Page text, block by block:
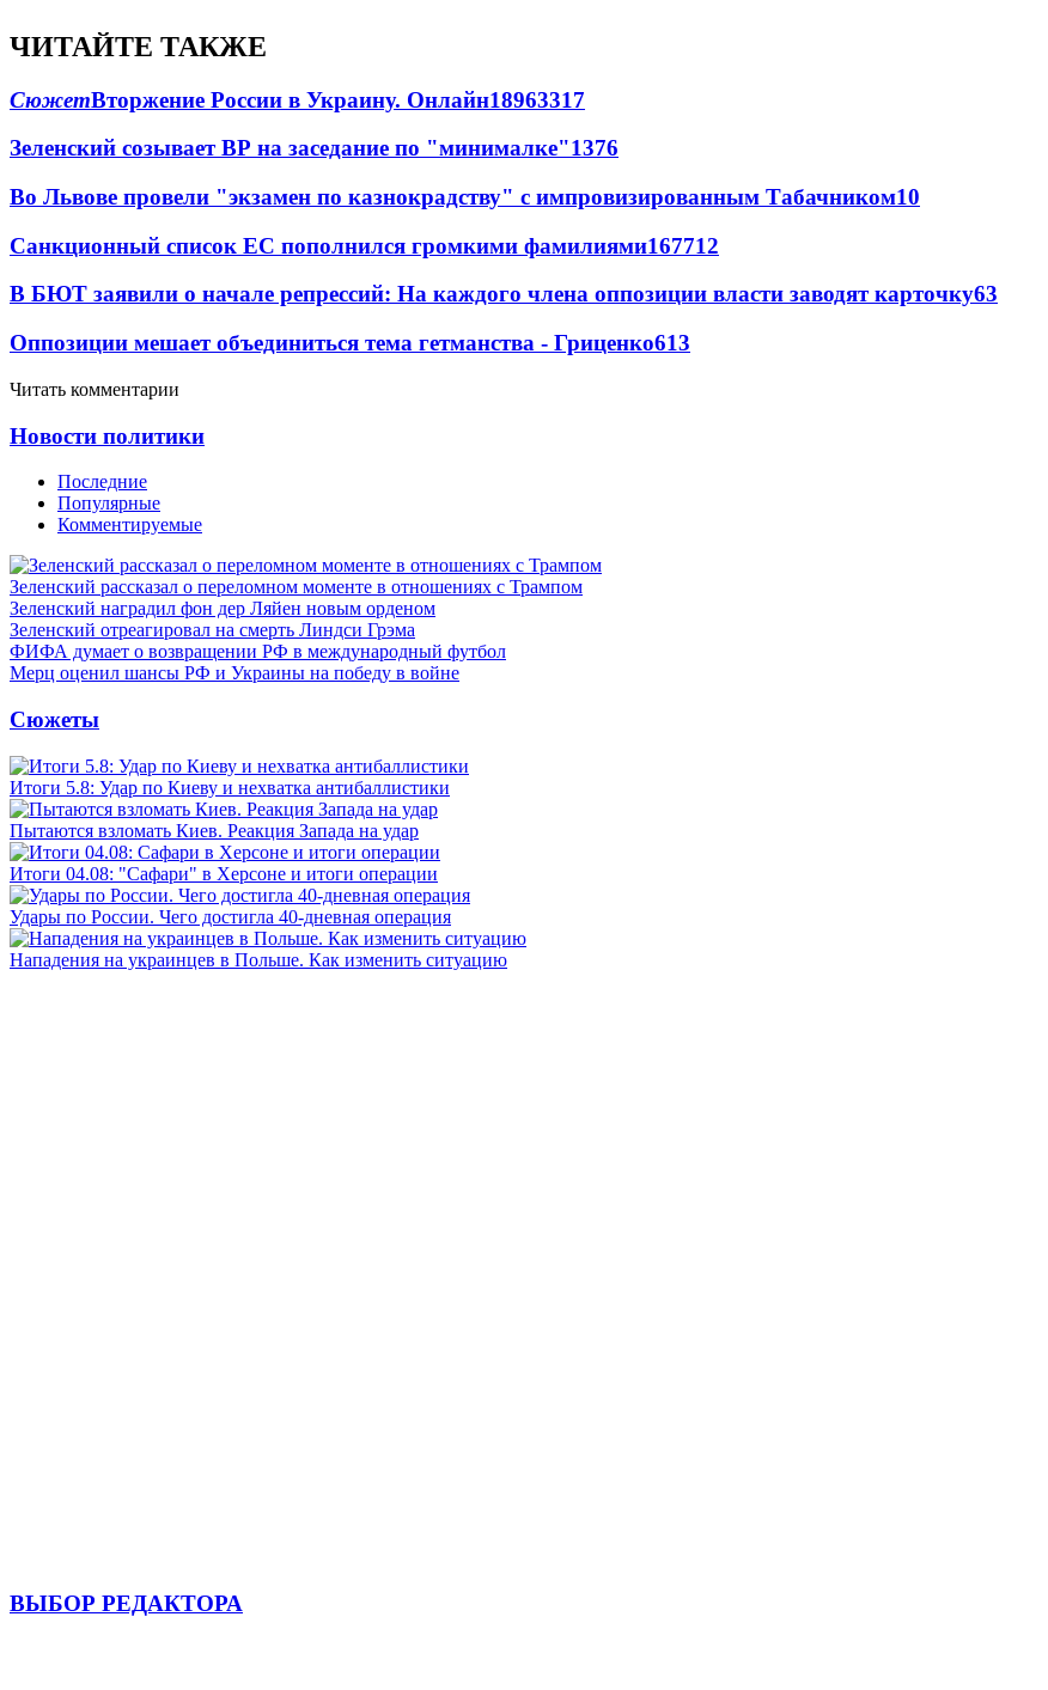
ЧИТАЙТЕ ТАКЖЕ
СюжетВторжение России в Украину. Онлайн18963317
Зеленский созывает ВР на заседание по "минималке"1376
Во Львове провели "экзамен по казнокрадству" с импровизированным Табачником10
Санкционный список ЕС пополнился громкими фамилиями167712
В БЮТ заявили о начале репрессий: На каждого члена оппозиции власти заводят карточку63
Оппозиции мешает объединиться тема гетманства - Гриценко613
Читать комментарии
Новости политики
Последние
Популярные
Комментируемые
Зеленский рассказал о переломном моменте в отношениях с Трампом
Зеленский наградил фон дер Ляйен новым орденом
Зеленский отреагировал на смерть Линдси Грэма
ФИФА думает о возвращении РФ в международный футбол
Мерц оценил шансы РФ и Украины на победу в войне
Сюжеты
Итоги 5.8: Удар по Киеву и нехватка антибаллистики
Пытаются взломать Киев. Реакция Запада на удар
Итоги 04.08: "Сафари" в Херсоне и итоги операции
Удары по России. Чего достигла 40-дневная операция
Нападения на украинцев в Польше. Как изменить ситуацию
ВЫБОР РЕДАКТОРА